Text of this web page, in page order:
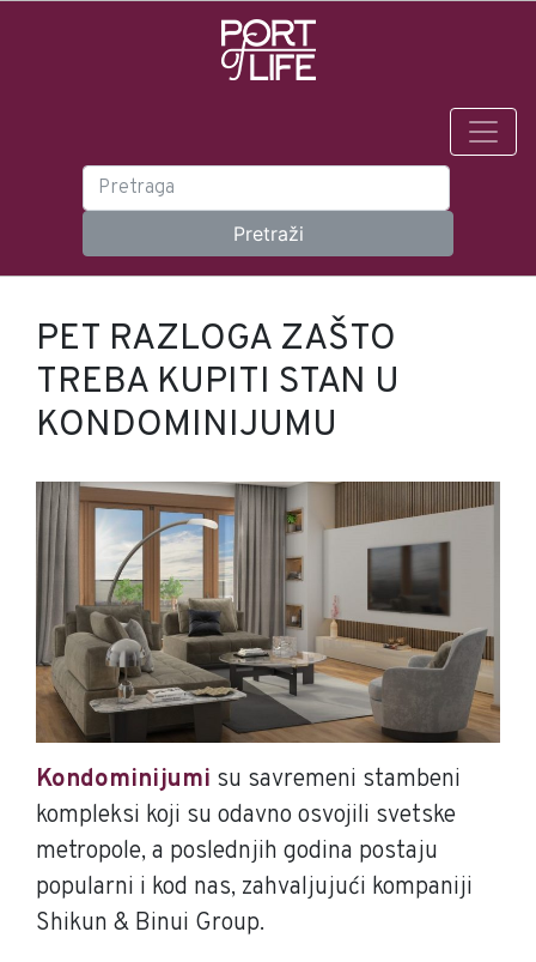
PET RAZLOGA ZAŠTO
TREBA KUPITI STAN U
KONDOMINIJUMU
Kondominijumi su savremeni stambeni
kompleksi koji su odavno osvojili svetske
metropole, a poslednjih godina postaju
popularni i kod nas, zahvaljujući kompaniji
Shikun & Binui Group.